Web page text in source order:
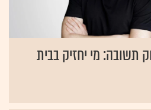
תשובה: מי יחזיק בבית